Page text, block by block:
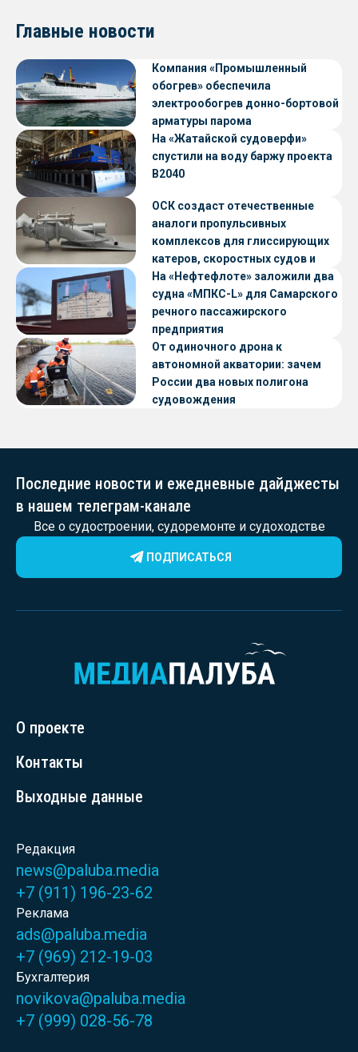
Главные новости
Компания «Промышленный
обогрев» обеспечила
электрообогрев донно-бортовой
арматуры парома
«Петропавловск» проекта CNF22
На «Жатайской судоверфи»
спустили на воду баржу проекта
В2040
ОСК создаст отечественные
аналоги пропульсивных
комплексов для глиссирующих
катеров, скоростных судов и
судов с малой осадкой
На «Нефтефлоте» заложили два
судна «МПКС-L» для Самарского
речного пассажирского
предприятия
От одиночного дрона к
автономной акватории: зачем
России два новых полигона
судовождения
Последние новости и ежедневные дайджесты
в нашем телеграм-канале
Все о судостроении, судоремонте и судоходстве
ПОДПИСАТЬСЯ
О проекте
Контакты
Выходные данные
Редакция
news@paluba.media
+7 (911) 196-23-62
Реклама
ads@paluba.media
+7 (969) 212-19-03
Бухгалтерия
novikova@paluba.media
+7 (999) 028-56-78